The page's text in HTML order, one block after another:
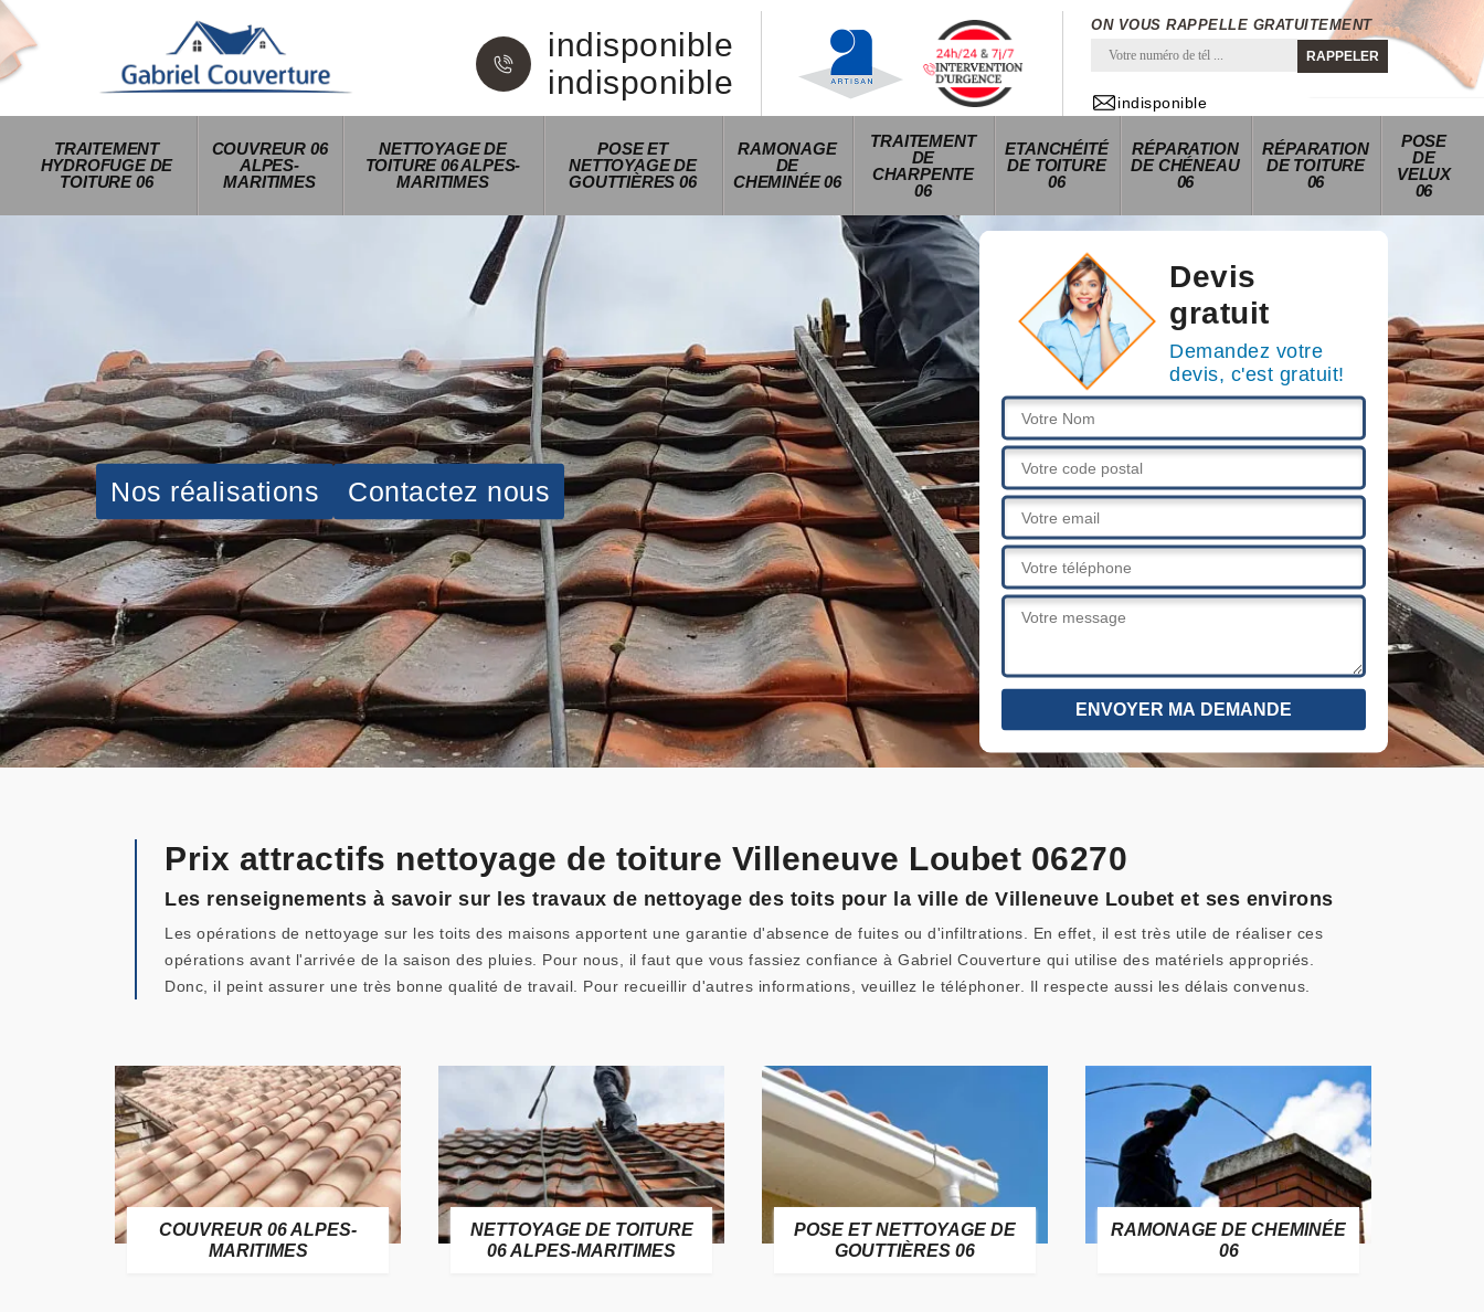
indisponible
indisponible
ON VOUS RAPPELLE GRATUITEMENT
indisponible
TRAITEMENT
HYDROFUGE DE
TOITURE 06
COUVREUR 06
ALPES-
MARITIMES
NETTOYAGE DE
TOITURE 06 ALPES-
MARITIMES
POSE ET
NETTOYAGE DE
GOUTTIÈRES 06
RAMONAGE
DE
CHEMINÉE 06
TRAITEMENT
DE
CHARPENTE
06
ETANCHÉITÉ
DE TOITURE
06
RÉPARATION
DE CHÉNEAU
06
RÉPARATION
DE TOITURE
06
POSE
DE
VELUX
06
Nos réalisations Contactez nous
Devis
gratuit
Demandez votre
devis, c'est gratuit!
Prix attractifs nettoyage de toiture Villeneuve Loubet 06270
Les renseignements à savoir sur les travaux de nettoyage des toits pour la ville de Villeneuve Loubet et ses environs
Les opérations de nettoyage sur les toits des maisons apportent une garantie d'absence de fuites ou d'infiltrations. En effet, il est très utile de réaliser ces
opérations avant l'arrivée de la saison des pluies. Pour nous, il faut que vous fassiez confiance à Gabriel Couverture qui utilise des matériels appropriés.
Donc, il peint assurer une très bonne qualité de travail. Pour recueillir d'autres informations, veuillez le téléphoner. Il respecte aussi les délais convenus.
COUVREUR 06 ALPES-
MARITIMES
NETTOYAGE DE TOITURE
06 ALPES-MARITIMES
POSE ET NETTOYAGE DE
GOUTTIÈRES 06
RAMONAGE DE CHEMINÉE
06